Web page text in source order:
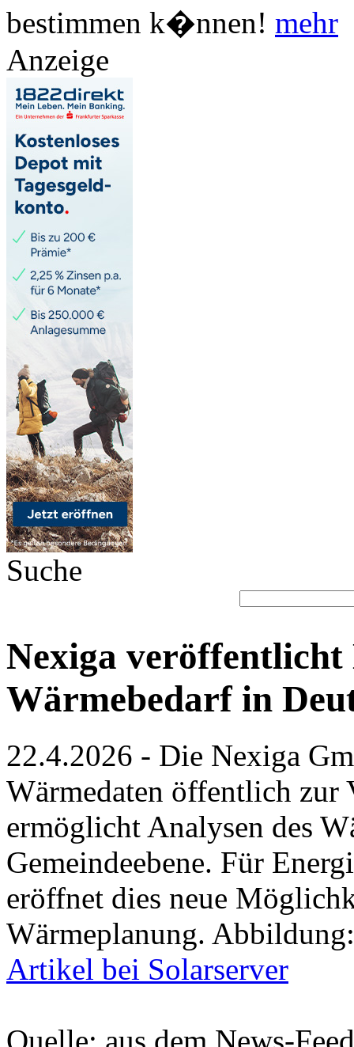
bestimmen k�nnen! mehr
Anzeige
Suche
Nexiga
Wärmebedarf in
22.4.2026 - Die Nexiga
Wärmedaten öffentlich zur
ermöglicht Analysen des
Gemeindeebene. Für
eröffnet dies neue
Wärmeplanung.
Artikel bei Solarserver
Quelle: aus dem News-